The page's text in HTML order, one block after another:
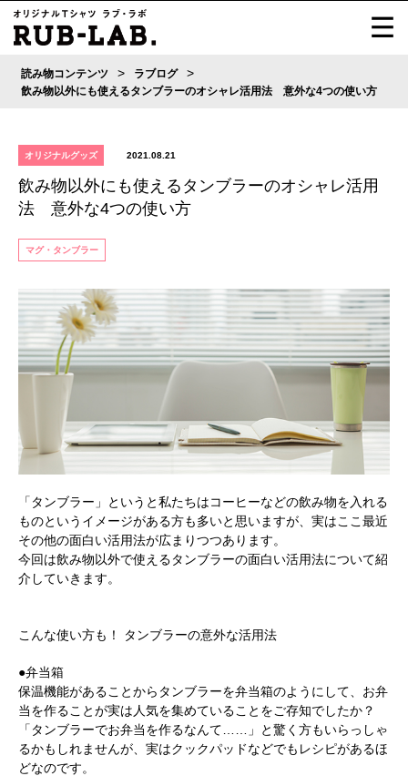
読み物コンテンツ > ラブログ >
飲み物以外にも使えるタンブラーのオシャレ活用法 意外な4つの使い方
オリジナルグッズ 2021.08.21
飲み物以外にも使えるタンブラーのオシャレ活用
法 意外な4つの使い方
マグ・タンブラー
「タンブラー」というと私たちはコーヒーなどの飲み物を入れる
ものというイメージがある方も多いと思いますが、実はここ最近
その他の面白い活用法が広まりつつあります。
今回は飲み物以外で使えるタンブラーの面白い活用法について紹
介していきます。
こんな使い方も！ タンブラーの意外な活用法
●弁当箱
保温機能があることからタンブラーを弁当箱のようにして、お弁
当を作ることが実は人気を集めていることをご存知でしたか？
「タンブラーでお弁当を作るなんて……」と驚く方もいらっしゃ
るかもしれませんが、実はクックパッドなどでもレシピがあるほ
どなのです。